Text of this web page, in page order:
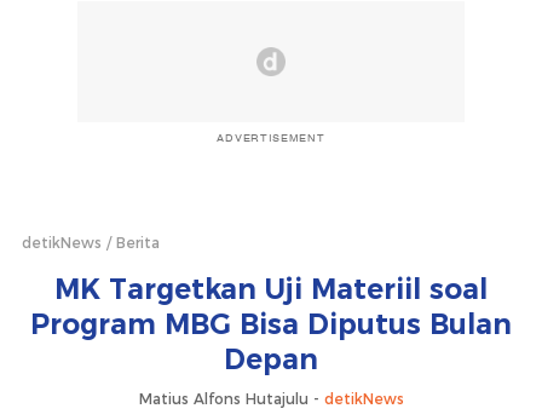
ADVERTISEMENT
detikNews Berita
MK Targetkan Uji Materiil soal
Program MBG Bisa Diputus Bulan
Depan
Matius Alfons Hutajulu - detikNews